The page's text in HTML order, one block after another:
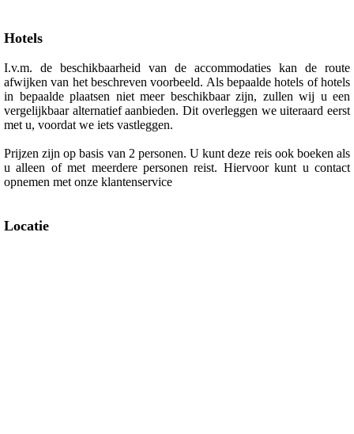
Hotels
I.v.m. de beschikbaarheid van de accommodaties kan de route
afwijken van het beschreven voorbeeld. Als bepaalde hotels of hotels
in bepaalde plaatsen niet meer beschikbaar zijn, zullen wij u een
vergelijkbaar alternatief aanbieden. Dit overleggen we uiteraard eerst
met u, voordat we iets vastleggen.
Prijzen zijn op basis van 2 personen. U kunt deze reis ook boeken als
u alleen of met meerdere personen reist. Hiervoor kunt u contact
opnemen met onze klantenservice
Locatie